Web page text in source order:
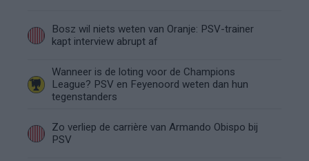
Bosz wil niets weten van Oranje: PSV-trainer
kapt interview abrupt af
Wanneer is de loting voor de Champions
League? PSV en Feyenoord weten dan hun
tegenstanders
Zo verliep de carrière van Armando Obispo bij
PSV